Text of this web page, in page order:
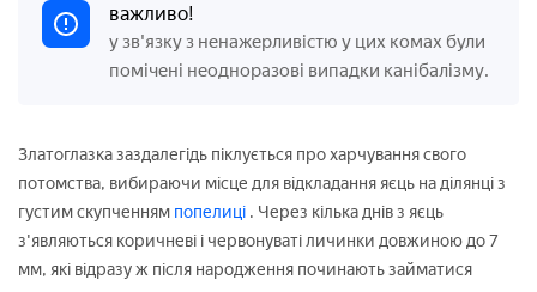
важливо!
у зв'язку з ненажерливістю у цих комах були
помічені неодноразові випадки канібалізму.
Златоглазка заздалегідь піклується про харчування свого
потомства, вибираючи місце для відкладання яєць на ділянці з
густим скупченням попелиці . Через кілька днів з яєць
з'являються коричневі і червонуваті личинки довжиною до 7
мм, які відразу ж після народження починають займатися